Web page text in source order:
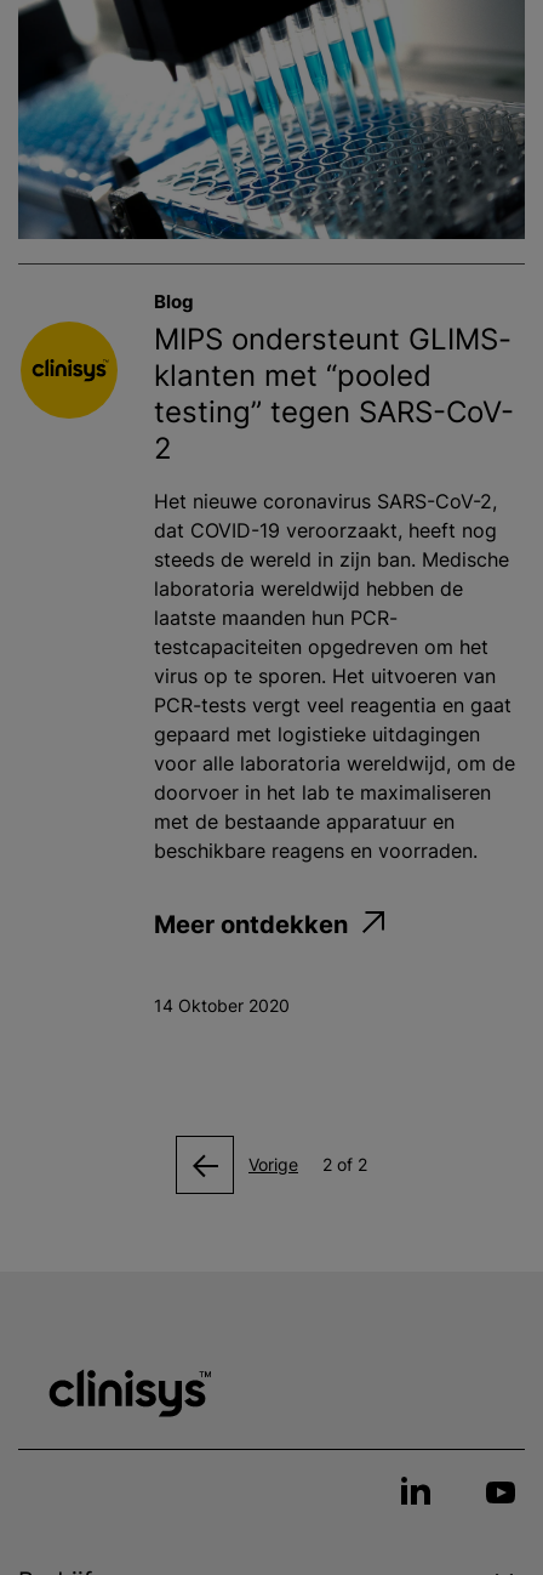
Blog
MIPS ondersteunt GLIMS-
klanten met “pooled
testing” tegen SARS-CoV-
2
Het nieuwe coronavirus SARS-CoV-2,
dat COVID-19 veroorzaakt, heeft nog
steeds de wereld in zijn ban. Medische
laboratoria wereldwijd hebben de
laatste maanden hun PCR-
testcapaciteiten opgedreven om het
virus op te sporen. Het uitvoeren van
PCR-tests vergt veel reagentia en gaat
gepaard met logistieke uitdagingen
voor alle laboratoria wereldwijd, om de
doorvoer in het lab te maximaliseren
met de bestaande apparatuur en
beschikbare reagens en voorraden.
Meer ontdekken
14 Oktober 2020
Vorige 2 of 2